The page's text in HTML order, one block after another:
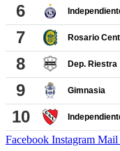
Facebook Instagram Mail